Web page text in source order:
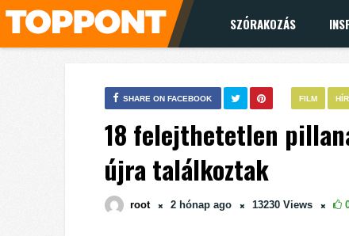
SZÓRAKOZÁS
FILM
SHARE ON FACEBOOK
18 felejthetetlen
újra találkoztak
root 2 hónap ago 13230 Views